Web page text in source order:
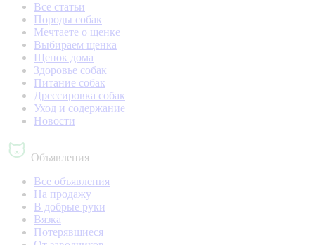
Все статьи
Породы собак
Мечтаете о щенке
Выбираем щенка
Щенок дома
Здоровье собак
Питание собак
Дрессировка собак
Уход и содержание
Новости
Объявления
Все объявления
На продажу
В добрые руки
Вязка
Потерявшиеся